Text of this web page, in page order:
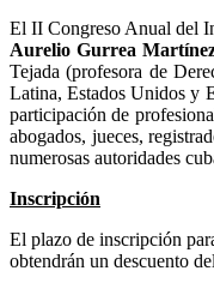
El II Congreso Anual del
Aurelio Gurrea
Tejada (profesora de
Latina, Estados Unidos y
participación de
abogados, jueces,
numerosas autoridades
Inscripción
El plazo de inscripción
obtendrán un descuento